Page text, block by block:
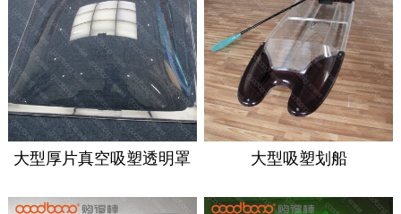
大型厚片真空吸塑透明罩
大型吸塑划船